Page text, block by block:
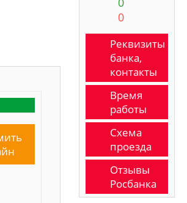
0
Реквизиты
банка,
контакты
Время
работы
Схема
проезда
Отзывы
Росбанка